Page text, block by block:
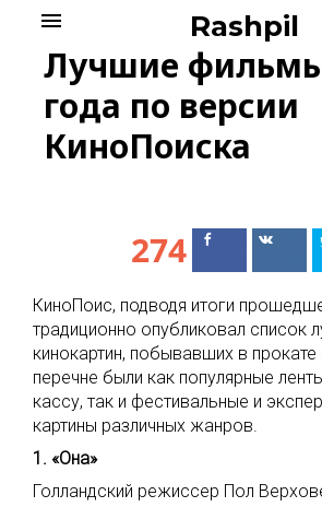
content
Rashpil
menu
Лучшие
года по версии
КиноПоиска
274
Поделиться
КиноПоис, подводя итоги
традиционно опубликовал список
кинокартин, побывавших в прокате
перечне были как популярные
кассу, так и фестивальные и
картины различных жанров.
1. «Она»
Голландский режиссер Пол